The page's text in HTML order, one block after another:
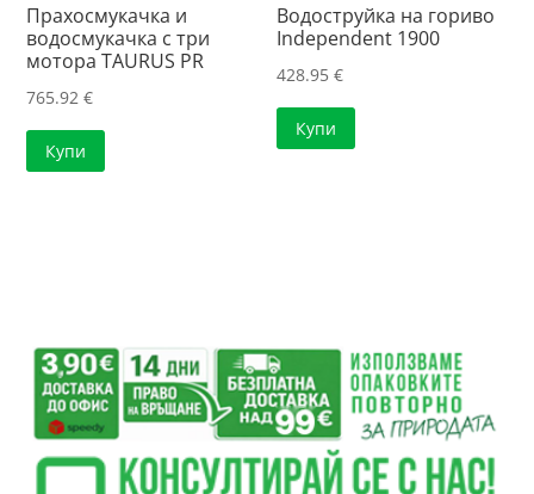
Прахосмукачка и
водосмукачка с три
мотора TAURUS PR
765.92€
Купи
Водоструйка на гориво
Independent 1900
428.95€
Купи